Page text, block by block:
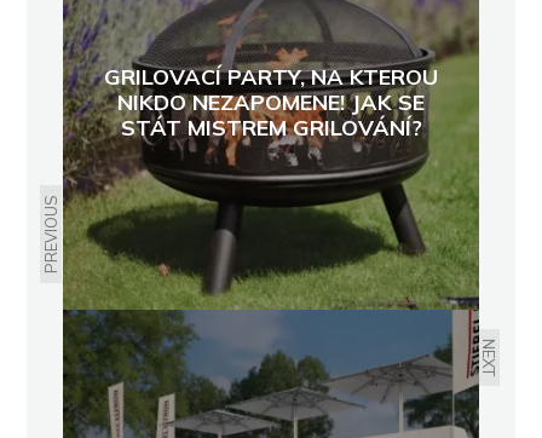
PREVIOUS
GRILOVACÍ PARTY, NA KTEROU
NIKDO NEZAPOMENE! JAK SE
STÁT MISTREM GRILOVÁNÍ?
NEXT